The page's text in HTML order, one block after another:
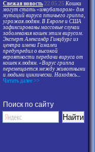
Свежая новость 22.05.25 Кошки
могут стать «инкубатором» для
мутаций вируса птичьего гриппа,
угрожая людям. В Европе и США
зафиксированы массовые случаи
заболевания кошек этим вирусом.
Эксперт Александр Гинцбург из
центра имени Гамалеи
предупредил о высокой
вероятности передачи вируса от
кошек к людям. «Вирус гриппа
перемещается между животными
и людьми циклически. Находясь...
Читать далее >>
Поиск по сайту